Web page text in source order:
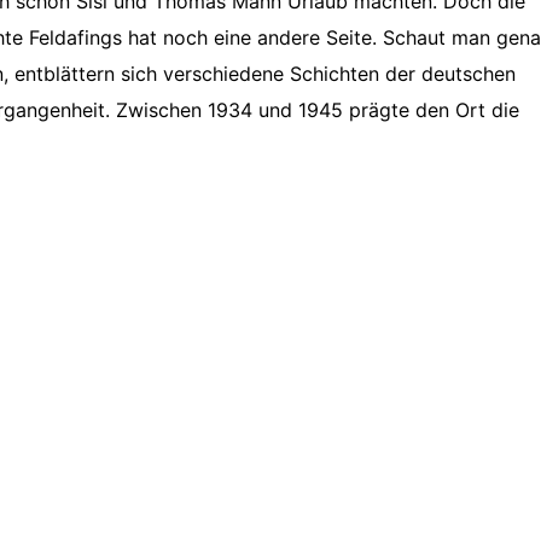
Feldafings hat noch eine andere Seite. Schaut man
entblättern sich verschiedene Schichten der deutschen
Zwischen 1934 und 1945 prägte den Ort die